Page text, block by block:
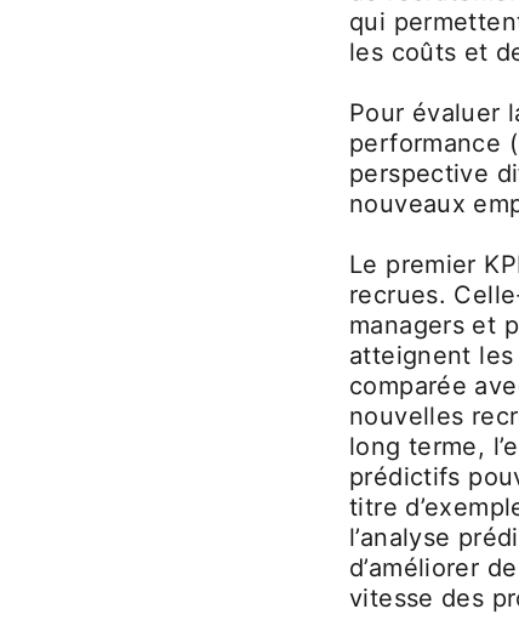
qui
les coûts et
Pour évaluer
performance
perspective
nouveaux
Le premier
recrues.
managers et
atteignent
comparée
nouvelles
long terme,
prédictifs
titre
l’analyse
d’améliorer
vitesse des